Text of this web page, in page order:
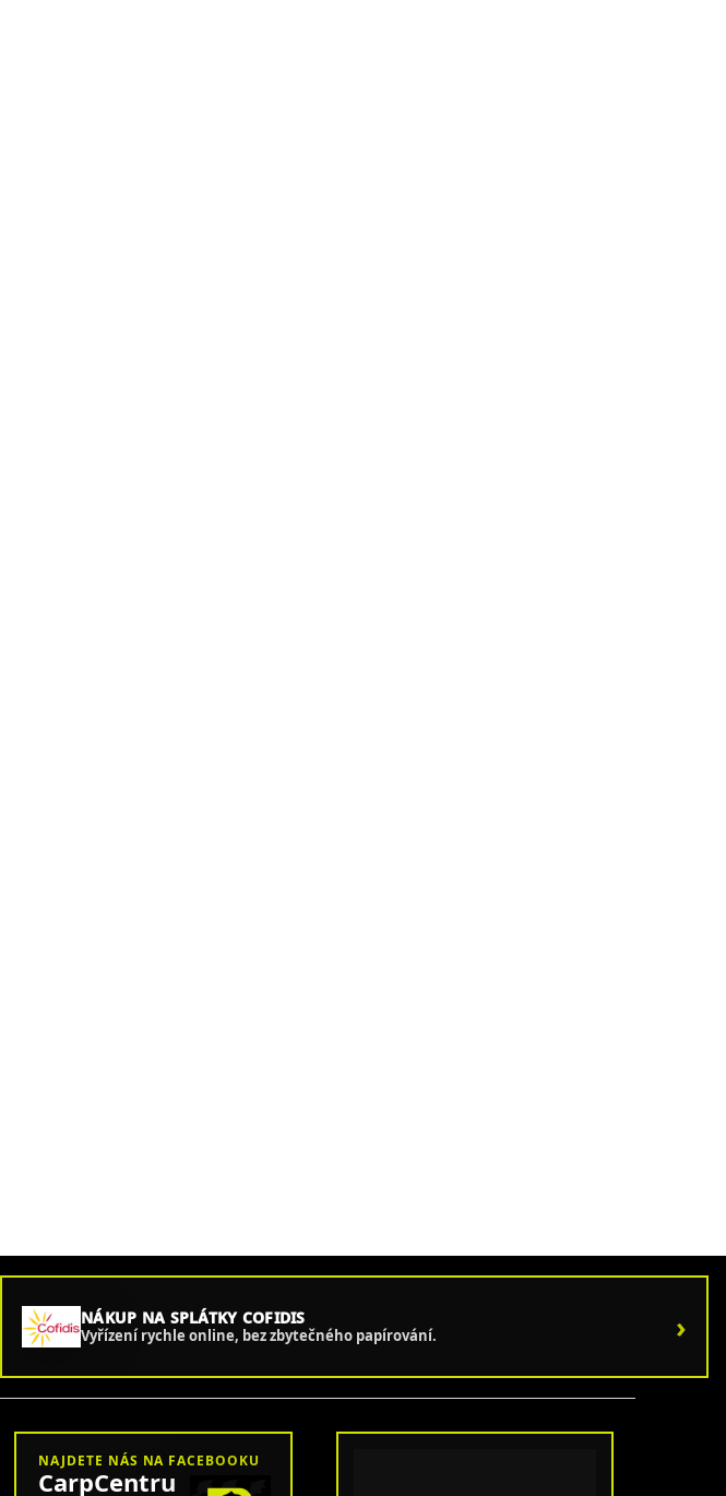
NÁKUP NA SPLÁTKY COFIDIS
Vyřízení rychle online, bez zbytečného papírování. ›
NAJDETE NÁS NA FACEBOOKU
CarpCentru